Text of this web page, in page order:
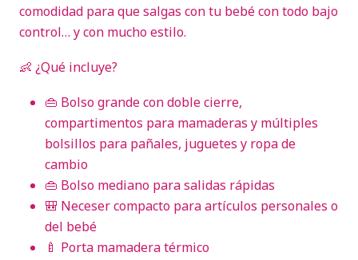
comodidad para que salgas con tu bebé con todo bajo
control… y con mucho estilo.
👶 ¿Qué incluye?
👜 Bolso grande con doble cierre,
compartimentos para mamaderas y múltiples
bolsillos para pañales, juguetes y ropa de
cambio
👜 Bolso mediano para salidas rápidas
🎒 Neceser compacto para artículos personales o
del bebé
🍼 Porta mamadera térmico